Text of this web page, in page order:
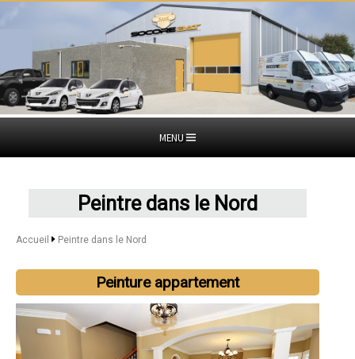
MENU
Peintre dans le Nord
Accueil Peintre dans le Nord
Peinture appartement